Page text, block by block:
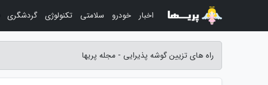
راه های تزیین گوشه پذیرایی - مجله پریها
اخبار خودرو سلامتی تکنولوژی گردشگری